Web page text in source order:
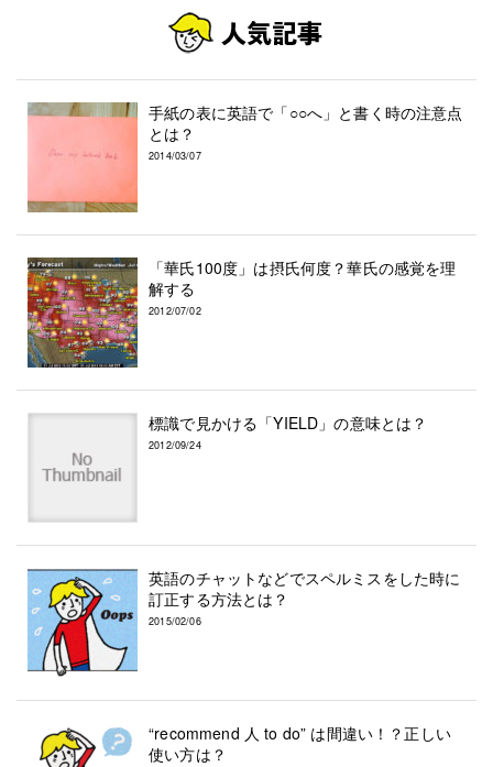
手紙の表に英語で「○○へ」と書く時の注意点
とは？
2014/03/07
「華氏100度」は摂氏何度？華氏の感覚を理
解する
2012/07/02
標識で見かける「YIELD」の意味とは？
2012/09/24
英語のチャットなどでスペルミスをした時に
訂正する方法とは？
2015/02/06
“recommend 人 to do” は間違い！？正しい
使い方は？